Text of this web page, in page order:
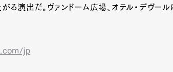
る演出だ。ヴァンドーム広場、オテル・デヴール
jp